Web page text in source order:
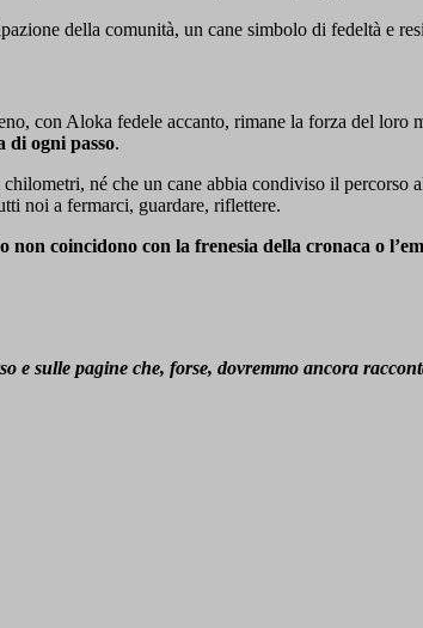
della comunità, un cane simbolo di fedeltà e
con Aloka fedele accanto, rimane la forza del loro
di ogni passo.
né che un cane abbia condiviso il percorso
noi a fermarci, guardare, riflettere.
coincidono con la frenesia della cronaca o
e sulle pagine che, forse, dovremmo ancora